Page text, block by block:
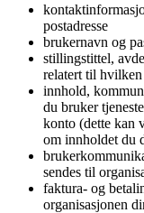
postadresse
brukernavn og
stillingstittel,
relatert til
innhold,
du bruker
konto (dette kan
om innholdet du
sendes til
faktura- og
organisasjonen